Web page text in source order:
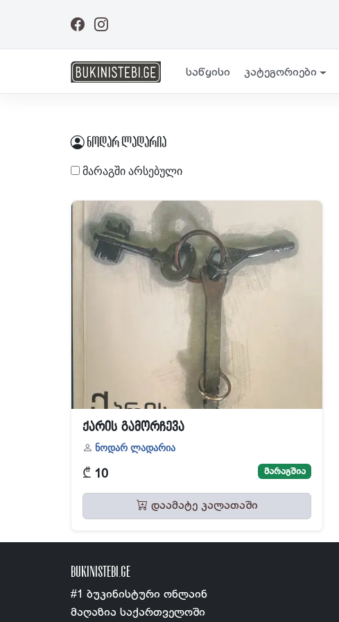
საწყისი კატეგორიები
ნოდარ ლადარია
მარაგში არსებული
ქარის გამორჩევა
ნოდარ ლადარია
₾ 10 მარაგშია
დაამატე კალათაში
BUKINISTEBI.GE
#1 ბუკინისტური ონლაინ
მაღაზია საქართველოში